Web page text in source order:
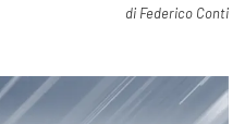
di Federico Conti